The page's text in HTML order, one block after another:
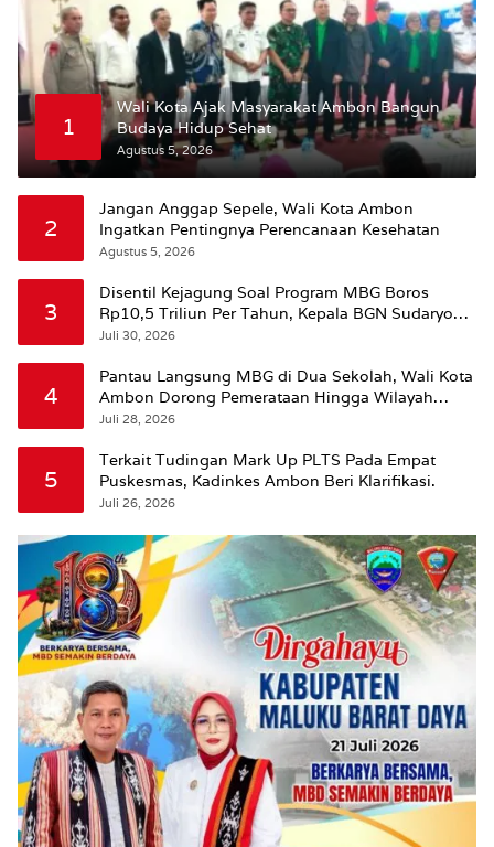
1
Wali Kota Ajak Masyarakat Ambon Bangun
Budaya Hidup Sehat
Agustus 5, 2026
2
Jangan Anggap Sepele, Wali Kota Ambon
Ingatkan Pentingnya Perencanaan Kesehatan
Agustus 5, 2026
3
Disentil Kejagung Soal Program MBG Boros
Rp10,5 Triliun Per Tahun, Kepala BGN Sudaryono
Beri Penjelasan
Juli 30, 2026
4
Pantau Langsung MBG di Dua Sekolah, Wali Kota
Ambon Dorong Pemerataan Hingga Wilayah
Leitimur Selatan
Juli 28, 2026
5
Terkait Tudingan Mark Up PLTS Pada Empat
Puskesmas, Kadinkes Ambon Beri Klarifikasi.
Juli 26, 2026